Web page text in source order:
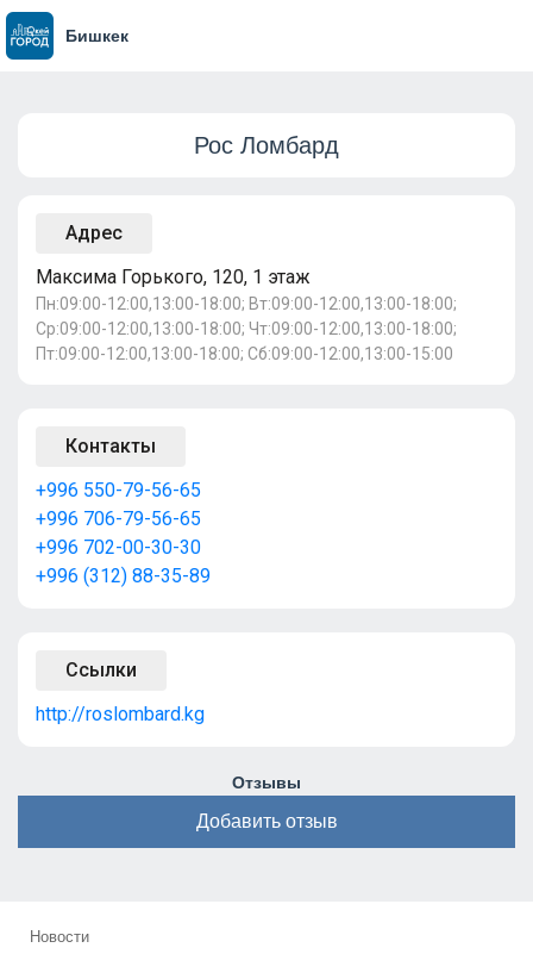
Бишкек
Рос Ломбард
Адрес
Максима Горького, 120, 1 этаж
Пн:09:00-12:00,13:00-18:00; Вт:09:00-12:00,13:00-18:00;
Ср:09:00-12:00,13:00-18:00; Чт:09:00-12:00,13:00-18:00;
Пт:09:00-12:00,13:00-18:00; Сб:09:00-12:00,13:00-15:00
Контакты
+996 550-79-56-65
+996 706-79-56-65
+996 702-00-30-30
+996 (312) 88-35-89
Ссылки
http://roslombard.kg
Отзывы
Добавить отзыв
Новости